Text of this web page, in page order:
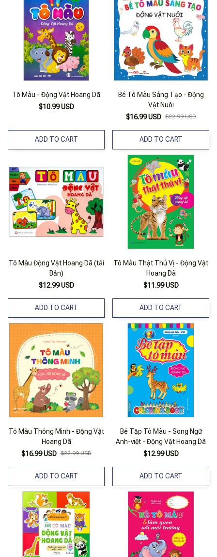
Tô Màu - Động Vật Hoang Dã
$10.99 USD
ADD TO CART
Bé Tô Màu Sáng Tạo - Động
Vật Nuôi
$16.99 USD $22.99 USD
ADD TO CART
Tô Màu Động Vật Hoang Dã (tái
Bản)
$12.99 USD
ADD TO CART
Tô Màu Thật Thú Vị - Động Vật
Hoang Dã
$11.99 USD
ADD TO CART
Tô Màu Thông Minh - Động Vật
Hoang Dã
$16.99 USD $22.99 USD
ADD TO CART
Bé Tập Tô Màu - Song Ngữ
Anh-việt - Động Vật Hoang Dã
$12.99 USD
ADD TO CART